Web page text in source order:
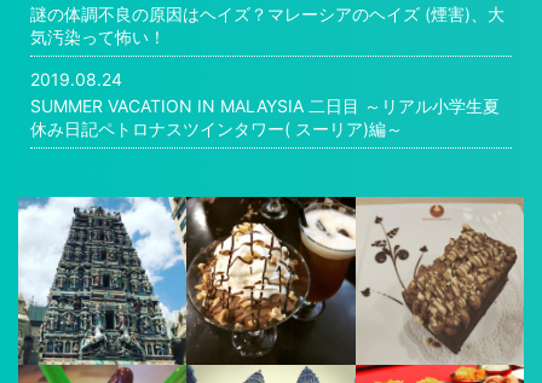
謎の体調不良の原因はヘイズ？マレーシアのヘイズ (煙害)、大
気汚染って怖い！
2019.08.24
SUMMER VACATION IN MALAYSIA 二日目 ～リアル小学生夏
休み日記ペトロナスツインタワー( スーリア)編～